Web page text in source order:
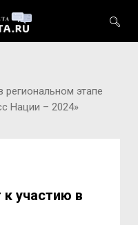
этапе
Нации – 2024»
участию в